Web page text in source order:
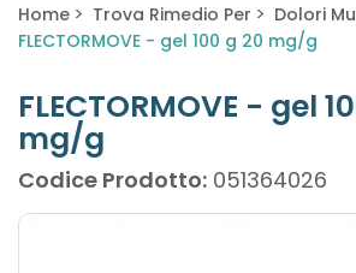
Home Trova Rimedio Per
Dolori
FLECTORMOVE - gel 100 g 20 mg/g
FLECTORMOVE - gel
mg/g
Codice Prodotto: 051364026